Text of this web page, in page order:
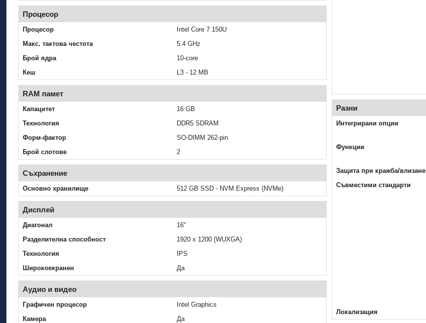
Процесор
Процесор
Intel Core 7 150U
Макс. тактова честота
5.4 GHz
Брой ядра
10-core
Кеш
L3 - 12 MB
RAM памет
Капацитет
16 GB
Технология
DDR5 SDRAM
Форм-фактор
SO-DIMM 262-pin
Брой слотове
2
Съхранение
Основно хранилище 512 GB SSD - NVM Express (NVMe)
Дисплей
Диагонал
16"
Разделителна способност
1920 x 1200 (WUXGA)
Технология
IPS
Широкоекранен
Да
Аудио и видео
Графичен процесор
Intel Graphics
Камера
Да
Разни
Интегрирани опции
Функции
Защита при кражба/влизане
Съвместими стандарти
Локализация